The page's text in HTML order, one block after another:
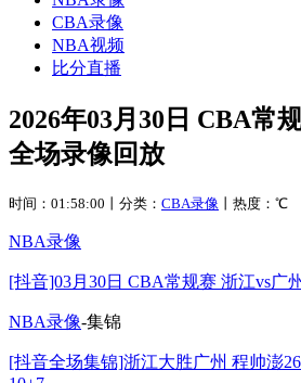
CBA录像
NBA视频
比分直播
2026年03月30日 CBA常
全场录像回放
时间：01:58:00丨分类： CBA录像 丨热度： ℃
NBA录像
[抖音]03月30日 CBA常规赛 浙江vs广
NBA录像-集锦
[抖音全场集锦]浙江大胜广州 程帅澎